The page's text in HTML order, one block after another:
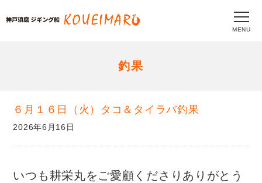
MENU
釣果
６月１６日（火）タコ＆タイラバ釣果
2026年6月16日
いつも耕栄丸をご愛顧くださりありがとう